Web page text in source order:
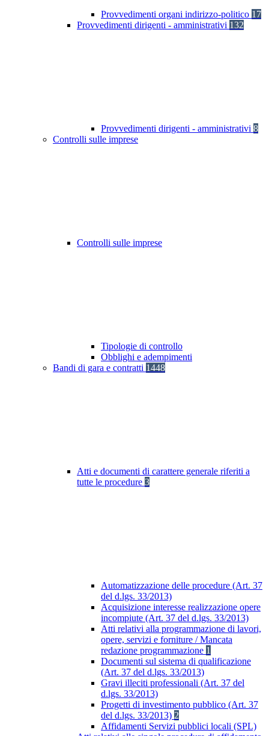
Provvedimenti organi indirizzo-politico 17
Provvedimenti dirigenti - amministrativi 132
Provvedimenti dirigenti - amministrativi 8
Controlli sulle imprese
Controlli sulle imprese
Tipologie di controllo
Obblighi e adempimenti
Bandi di gara e contratti 1448
Atti e documenti di carattere generale riferiti a
tutte le procedure 3
Automatizzazione delle procedure (Art. 37
del d.lgs. 33/2013)
Acquisizione interesse realizzazione opere
incompiute (Art. 37 del d.lgs. 33/2013)
Atti relativi alla programmazione di lavori,
opere, servizi e forniture / Mancata
redazione programmazione 1
Documenti sul sistema di qualificazione
(Art. 37 del d.lgs. 33/2013)
Gravi illeciti professionali (Art. 37 del
d.lgs. 33/2013)
Progetti di investimento pubblico (Art. 37
del d.lgs. 33/2013) 2
Affidamenti Servizi pubblici locali (SPL)